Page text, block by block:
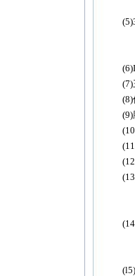
用途
(5)3
规
用途
(6)I/
(7)三
(8)信
(9)脉
(10)
(12)3
(13)
规格
用途:
(14)
规
用途:
(l5)